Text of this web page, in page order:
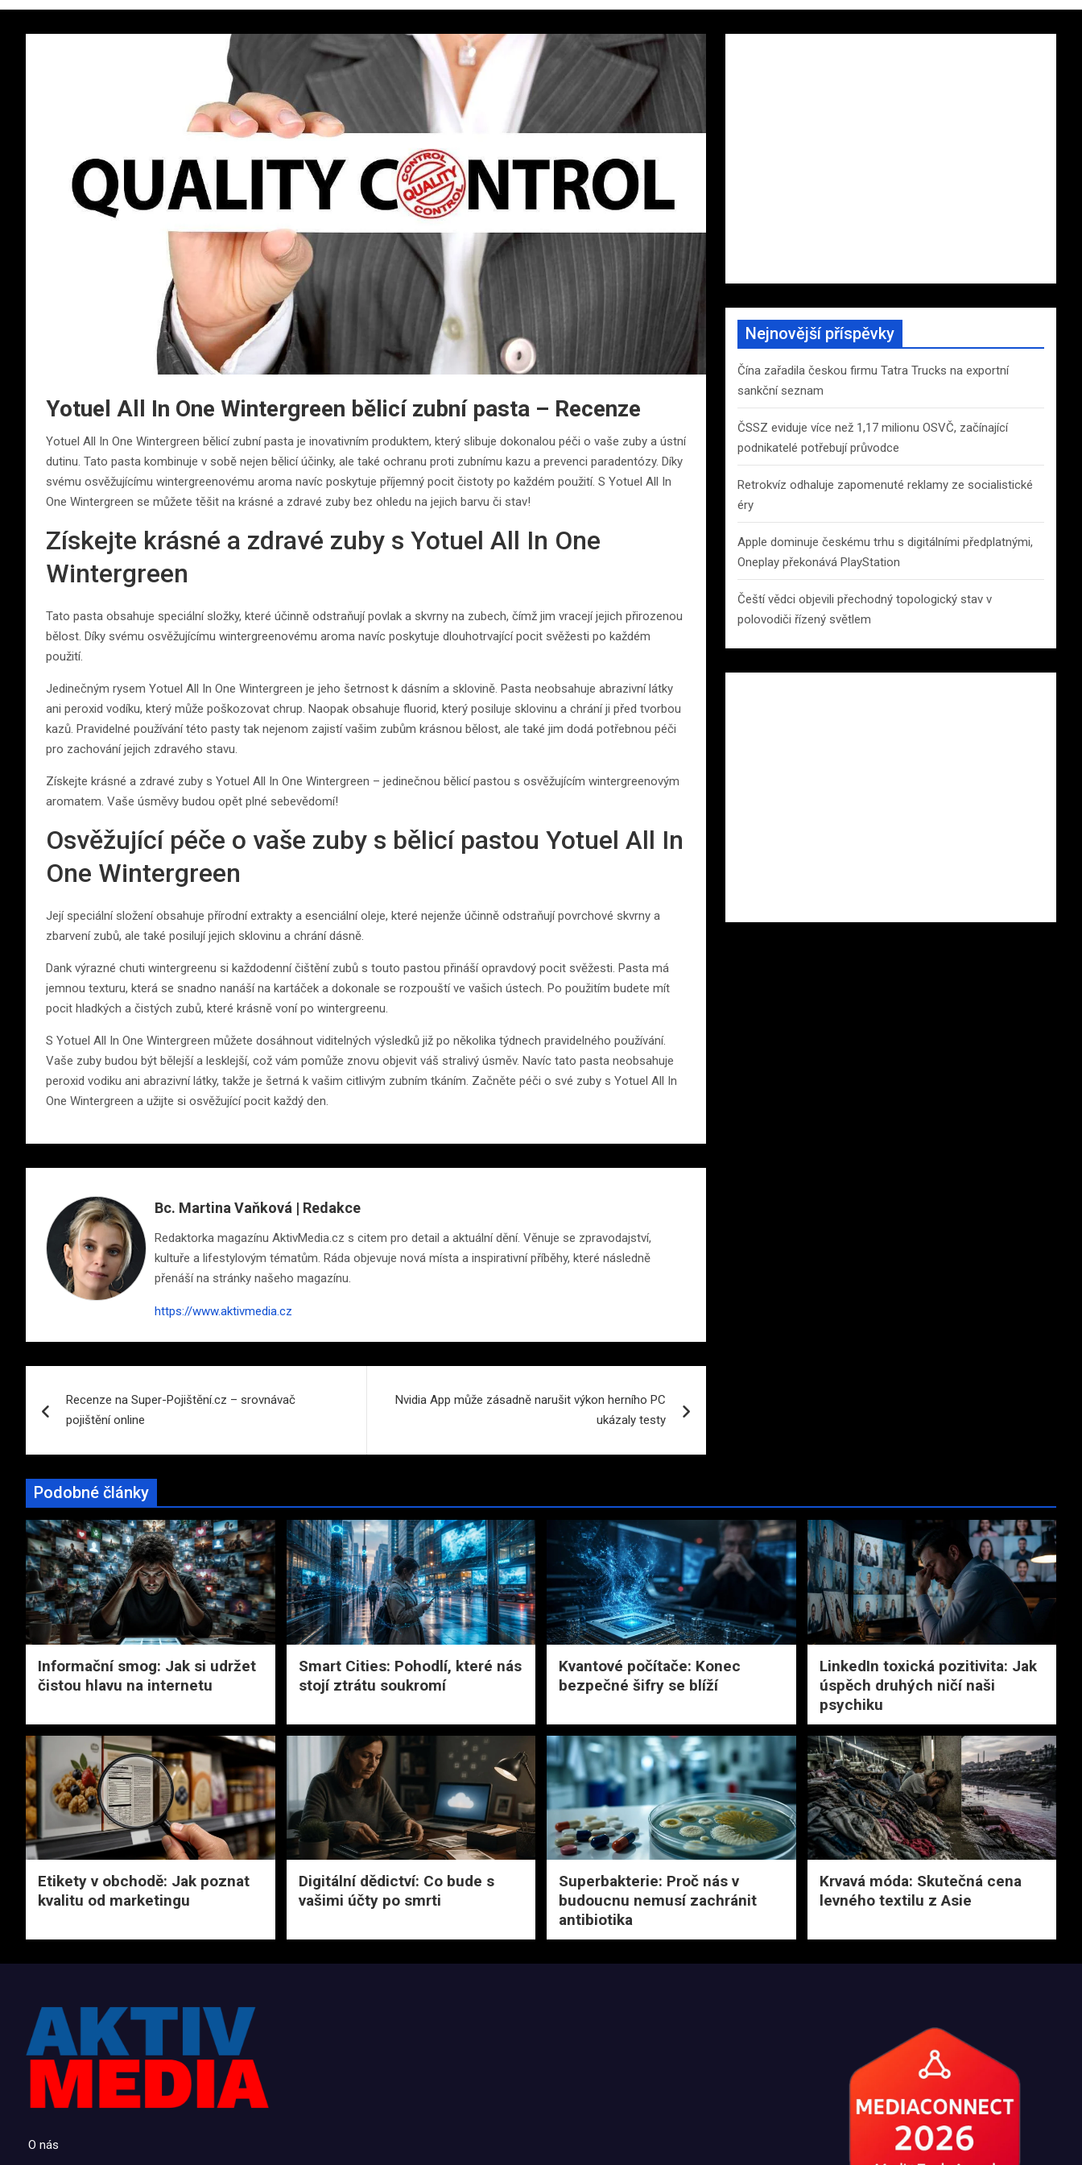
Yotuel All In One Wintergreen bělicí zubní pasta – Recenze
Yotuel All In One Wintergreen bělicí zubní pasta je inovativním produktem, který slibuje dokonalou péči o vaše zuby a ústní
dutinu. Tato pasta kombinuje v sobě nejen bělicí účinky, ale také ochranu proti zubnímu kazu a prevenci paradentózy. Díky
svému osvěžujícímu wintergreenovému aroma navíc poskytuje příjemný pocit čistoty po každém použití. S Yotuel All In
One Wintergreen se můžete těšit na krásné a zdravé zuby bez ohledu na jejich barvu či stav!
Získejte krásné a zdravé zuby s Yotuel All In One
Wintergreen
Tato pasta obsahuje speciální složky, které účinně odstraňují povlak a skvrny na zubech, čímž jim vracejí jejich přirozenou
bělost. Díky svému osvěžujícímu wintergreenovému aroma navíc poskytuje dlouhotrvající pocit svěžesti po každém
použití.
Jedinečným rysem Yotuel All In One Wintergreen je jeho šetrnost k dásním a sklovině. Pasta neobsahuje abrazivní látky
ani peroxid vodíku, který může poškozovat chrup. Naopak obsahuje fluorid, který posiluje sklovinu a chrání ji před tvorbou
kazů. Pravidelné používání této pasty tak nejenom zajistí vašim zubům krásnou bělost, ale také jim dodá potřebnou péči
pro zachování jejich zdravého stavu.
Získejte krásné a zdravé zuby s Yotuel All In One Wintergreen – jedinečnou bělicí pastou s osvěžujícím wintergreenovým
aromatem. Vaše úsměvy budou opět plné sebevědomí!
Osvěžující péče o vaše zuby s bělicí pastou Yotuel All In
One Wintergreen
Její speciální složení obsahuje přírodní extrakty a esenciální oleje, které nejenže účinně odstraňují povrchové skvrny a
zbarvení zubů, ale také posilují jejich sklovinu a chrání dásně.
Dank výrazné chuti wintergreenu si každodenní čištění zubů s touto pastou přináší opravdový pocit svěžesti. Pasta má
jemnou texturu, která se snadno nanáší na kartáček a dokonale se rozpouští ve vašich ústech. Po použitím budete mít
pocit hladkých a čistých zubů, které krásně voní po wintergreenu.
S Yotuel All In One Wintergreen můžete dosáhnout viditelných výsledků již po několika týdnech pravidelného používání.
Vaše zuby budou být bělejší a lesklejší, což vám pomůže znovu objevit váš stralivý úsměv. Navíc tato pasta neobsahuje
peroxid vodiku ani abrazivní látky, takže je šetrná k vašim citlivým zubním tkáním. Začněte péči o své zuby s Yotuel All In
One Wintergreen a užijte si osvěžující pocit každý den.
Bc. Martina Vaňková | Redakce
Redaktorka magazínu AktivMedia.cz s citem pro detail a aktuální dění. Věnuje se zpravodajství,
kultuře a lifestylovým tématům. Ráda objevuje nová místa a inspirativní příběhy, které následně
přenáší na stránky našeho magazínu.
https://www.aktivmedia.cz
pro
příspěvek
Recenze na Super-Pojištění.cz – srovnávač
pojištění online
Nvidia App může zásadně narušit výkon herního PC
ukázaly testy
Nejnovější příspěvky
Čína zařadila českou firmu Tatra Trucks na exportní
sankční seznam
ČSSZ eviduje více než 1,17 milionu OSVČ, začínající
podnikatelé potřebují průvodce
Retrokvíz odhaluje zapomenuté reklamy ze socialistické
éry
Apple dominuje českému trhu s digitálními předplatnými,
Oneplay překonává PlayStation
Čeští vědci objevili přechodný topologický stav v
polovodiči řízený světlem
Podobné články
Informační smog: Jak si udržet
čistou hlavu na internetu
Smart Cities: Pohodlí, které nás
stojí ztrátu soukromí
Kvantové počítače: Konec
bezpečné šifry se blíží
LinkedIn toxická pozitivita: Jak
úspěch druhých ničí naši
psychiku
Etikety v obchodě: Jak poznat
kvalitu od marketingu
Digitální dědictví: Co bude s
vašimi účty po smrti
Superbakterie: Proč nás v
budoucnu nemusí zachránit
antibiotika
Krvavá móda: Skutečná cena
levného textilu z Asie
O nás